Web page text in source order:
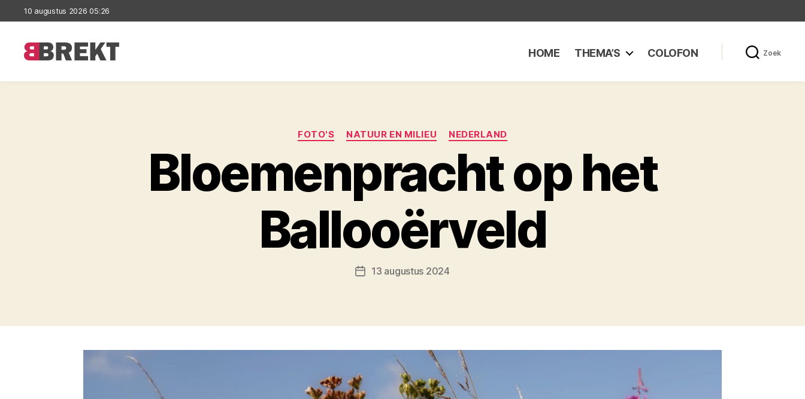
10 augustus 2026 05:26
HOME THEMA’S COLOFON Zoek
Categorieën
FOTO'S NATUUR EN MILIEU NEDERLAND
Bloemenpracht op het
Ballooërveld
Berichtdatum
13 augustus 2024